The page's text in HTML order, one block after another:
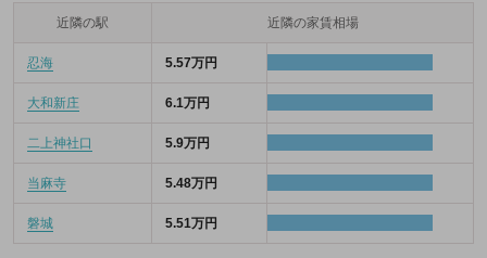
近隣の駅 近隣の家賃相場
忍海 5.57万円
大和新庄 6.1万円
二上神社口 5.9万円
当麻寺 5.48万円
磐城 5.51万円